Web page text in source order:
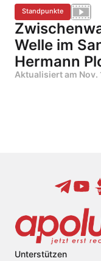
Standpunkte
Welle im
Hermann
Aktualisiert am Nov.
Unterstützen